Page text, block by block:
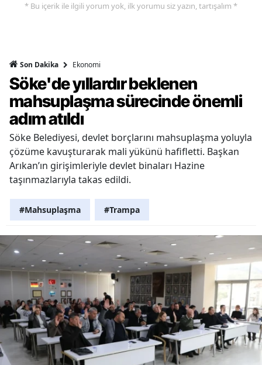
* Bu içerik ile ilgili yorum yok, ilk yorumu siz yazın, tartışalım *
Son Dakika Ekonomi
Söke'de yıllardır beklenen
mahsuplaşma sürecinde önemli
adım atıldı
Söke Belediyesi, devlet borçlarını mahsuplaşma yoluyla
çözüme kavuşturarak mali yükünü hafifletti. Başkan
Arıkan’ın girişimleriyle devlet binaları Hazine
taşınmazlarıyla takas edildi.
#Mahsuplaşma #Trampa